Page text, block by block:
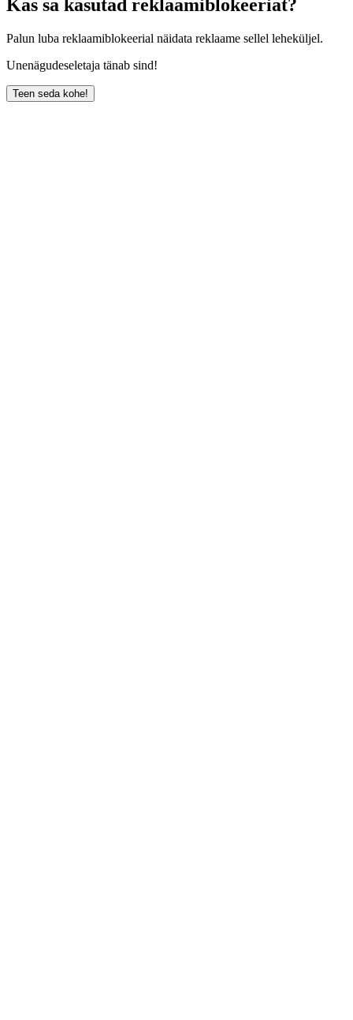
Kas sa kasutad reklaamiblokeeriat?
Palun luba reklaamiblokeerial näidata reklaame sellel leheküljel.
Unenägudeseletaja tänab sind!
Teen seda kohe!